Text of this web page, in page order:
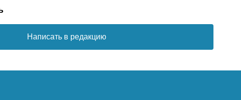
Написать в редакцию